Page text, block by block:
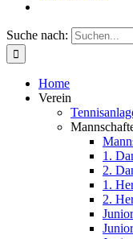
Suche nach:
Home
Verein
1.
2.
1.
2.